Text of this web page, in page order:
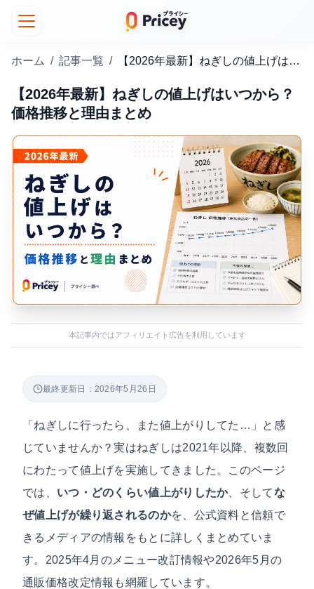
ホーム / 記事一覧 / 【2026年最新】ねぎしの値上げはいつから？価格推移と理由まとめ
【2026年最新】ねぎしの値上げはいつから？
価格推移と理由まとめ
本記事内ではアフィリエイト広告を利用しています
最終更新日：2026年5月26日
「ねぎしに行ったら、また値上がりしてた…」と感
じていませんか？実はねぎしは2021年以降、複数回
にわたって値上げを実施してきました。このページ
では、 いつ・どのくらい値上がりしたか、そしてな
ぜ値上げが繰り返されるのかを、公式資料と信頼で
きるメディアの情報をもとに詳しくまとめていま
す。2025年4月のメニュー改訂情報や2026年5月の
通販価格改定情報も網羅しています。